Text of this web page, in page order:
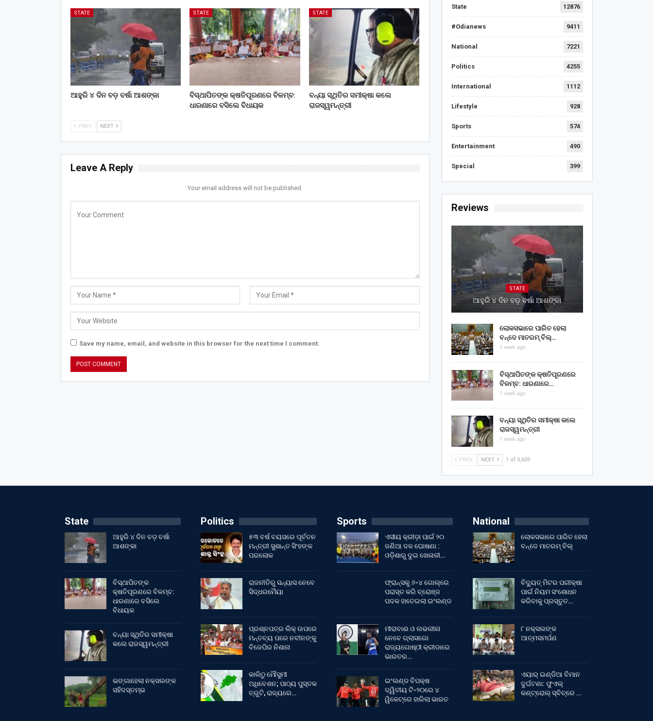
STATE
ଆହୁରି ୪ ଦିନ ବଡ଼ ବର୍ଷା ଆଶଙ୍କା
STATE
ବିସ୍ଥାପିତଙ୍କ କ୍ଷତିପୂରଣରେ ବିଳମ୍ବ:
ଧାରଣାରେ ବସିଲେ ବିଧାୟକ
STATE
ବନ୍ୟା ସ୍ଥିତିର ସମୀକ୍ଷା କଲେ
ରାଜସ୍ୱମନ୍ତ୍ରୀ
PREV NEXT
Leave A Reply
Your email address will not be published.
Save my name, email, and website in this browser for the next time I comment.
State 12876
#Odianews 9411
National 7221
Politics 4255
International 1112
Lifestyle 928
Sports 574
Entertainment 490
Special 399
Reviews
STATE
ଆହୁରି ୪ ଦିନ ବଡ଼ ବର୍ଷା ଆଶଙ୍କା
ଲୋକସଭାରେ ପାରିତ ହେଲା
ବନ୍ଦେ ମାତରମ୍‌ ବିଲ୍‌…
1 week ago
ବିସ୍ଥାପିତଙ୍କ କ୍ଷତିପୂରଣରେ
ବିଳମ୍ବ: ଧାରଣାରେ…
1 week ago
ବନ୍ୟା ସ୍ଥିତିର ସମୀକ୍ଷା କଲେ
ରାଜସ୍ୱମନ୍ତ୍ରୀ
1 week ago
PREV NEXT 1 of 5,609
State
ଆହୁରି ୪ ଦିନ ବଡ଼ ବର୍ଷା
ଆଶଙ୍କା
ବିସ୍ଥାପିତଙ୍କ
କ୍ଷତିପୂରଣରେ ବିଳମ୍ବ:
ଧାରଣାରେ ବସିଲେ
ବିଧାୟକ
ବନ୍ୟା ସ୍ଥିତିର ସମୀକ୍ଷା
କଲେ ରାଜସ୍ୱମନ୍ତ୍ରୀ
ଭଙ୍ଗାହେଲା ନକ୍ସଲଙ୍କ
ସହିଦସ୍ତମ୍ଭ
Politics
୫୩ ବର୍ଷ ବୟସରେ ପୂର୍ବତନ
ମନ୍ତ୍ରୀ ସୁଶାନ୍ତ ସିଂହଙ୍କ
ପରଲୋକ
ରାଜନୀତିରୁ ସନ୍ୟାସ ନେବେ
ସିଦ୍ଧରମୈୟା
ପ୍ରଶ୍ନପତ୍ର ଲିକ୍ ଉପରେ
ମନ୍ତବ୍ୟ ପରେ ନବୀନଙ୍କୁ
ବିଜେପିର ନିଶାନା
କାଲିଠୁ ମୌସୁମୀ
ଅଧିବେଶନ; ପାଠ୍ୟ ପୁସ୍ତକ
ତ୍ରୁଟି, ରାଜ୍ୟରେ…
Sports
ଏସୀୟ କ୍ରୀଡ଼ା ପାଇଁ ୨୦
ଜଣିଆ ଦଳ ଘୋଷଣା :
ଓଡ଼ିଶାରୁ ଦୁଇ ଖେଳାଳୀ…
ଫ୍ରାନ୍ସକୁ ୬-୪ ଗୋଲ୍‌ରେ
ପରାସ୍ତ କରି ବ୍ରୋଞ୍ଜ
ପଦକ ହାତେଇଲା ଇଂଲଣ୍ଡ
ମୀରାବାଈ ଓ ଲଭଲୀନା
ନେବେ ଗ୍ଲାସଗୋ
ରାଜ୍ୟଗୋଷ୍ଠୀ କ୍ରୀଡାରେ
ଭାରତର…
ଇଂଲଣ୍ଡ ବିପକ୍ଷ
ଦ୍ୱିତୀୟ ଟି-୨୦ରେ ୪
ୱିକେଟ୍‌ରେ ହାରିଲା ଭାରତ
National
ଲୋକସଭାରେ ପାରିତ ହେଲା
ବନ୍ଦେ ମାତରମ୍‌ ବିଲ୍‌
ବିଦ୍ୟୁତ୍ ମିଟର ପରୀକ୍ଷା
ପାଇଁ ନିୟମ ସଂଶୋଧନ
କରିବାକୁ ପ୍ରସ୍ତୁତ…
୮ ନକ୍ସଲଙ୍କ
ଆତ୍ମସମର୍ପଣ
ଏୟାର୍ ଇଣ୍ଡିଆ ବିମାନ
ଦୁର୍ଘଟଣା: ଫୁଏଲ୍‌
କଣ୍ଟ୍ରୋଲ୍‌ ସ୍ବିଚ୍‌ରେ …